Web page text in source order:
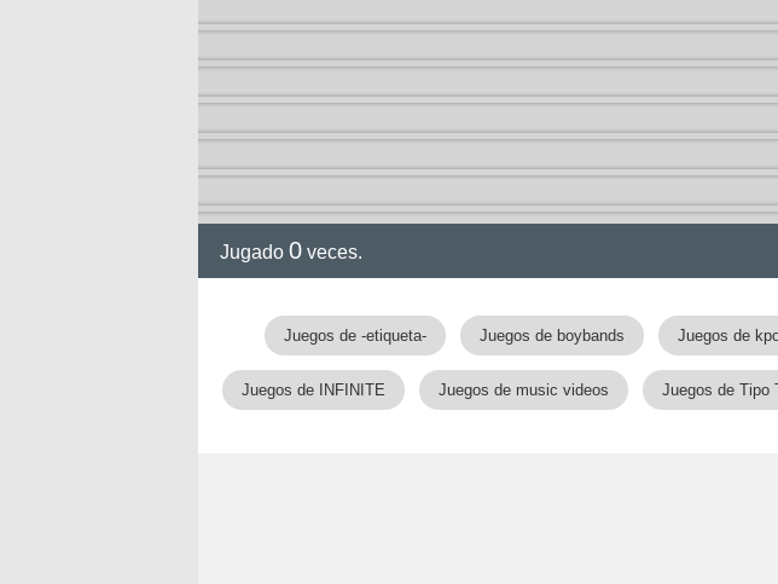
Jugado 0 veces.
Juegos de -etiqueta- Juegos de boybands Juegos de
Juegos de INFINITE Juegos de music videos Juegos de Tipo